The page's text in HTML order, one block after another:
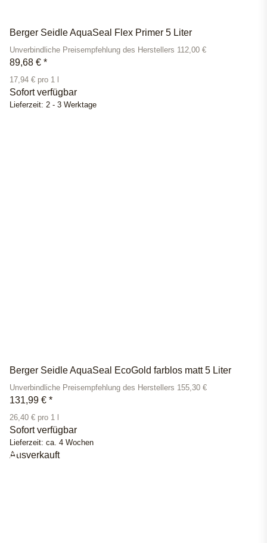
Berger Seidle AquaSeal Flex Primer 5 Liter
Unverbindliche Preisempfehlung des Herstellers 112,00 €
89,68 € *
17,94 € pro 1 l
Sofort verfügbar
Lieferzeit: 2 - 3 Werktage
Berger Seidle AquaSeal EcoGold farblos matt 5 Liter
Unverbindliche Preisempfehlung des Herstellers 155,30 €
131,99 € *
26,40 € pro 1 l
Sofort verfügbar
Lieferzeit: ca. 4 Wochen
Ausverkauft